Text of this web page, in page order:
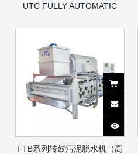
UTC FULLY AUTOMATIC
PRESS
FTB系列转鼓污泥脱水机（高